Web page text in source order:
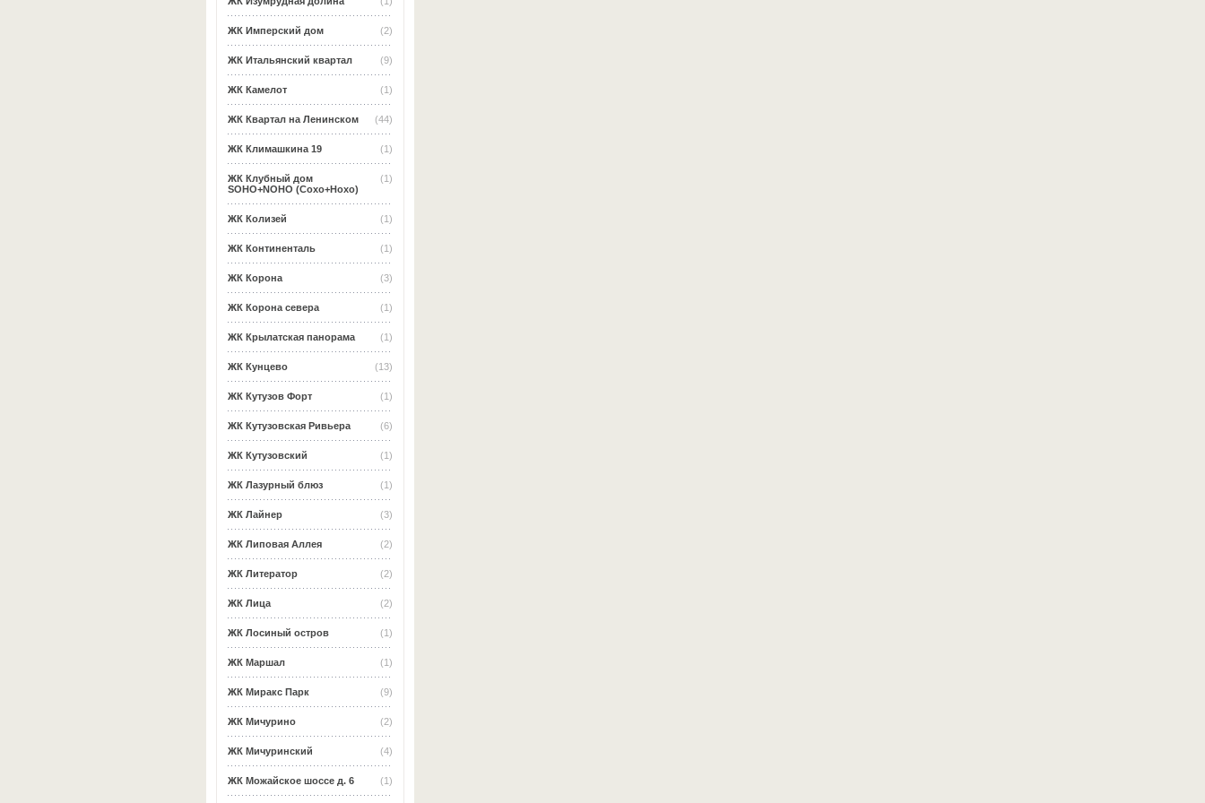
(2)
ЖК Имперский дом
(9)
ЖК Итальянский квартал
(1)
ЖК Камелот
(44)
ЖК Квартал на Ленинском
(1)
ЖК Климашкина 19
(1)
ЖК Клубный дом
SOHO+NOHO (Сохо+Нохо)
(1)
ЖК Колизей
(1)
ЖК Континенталь
(3)
ЖК Корона
(1)
ЖК Корона севера
(1)
ЖК Крылатская панорама
(13)
ЖК Кунцево
(1)
ЖК Кутузов Форт
(6)
ЖК Кутузовская Ривьера
(1)
ЖК Кутузовский
(1)
ЖК Лазурный блюз
(3)
ЖК Лайнер
(2)
ЖК Липовая Аллея
(2)
ЖК Литератор
(2)
ЖК Лица
(1)
ЖК Лосиный остров
(1)
ЖК Маршал
(9)
ЖК Миракс Парк
(2)
ЖК Мичурино
(4)
ЖК Мичуринский
(1)
ЖК Можайское шоссе д. 6